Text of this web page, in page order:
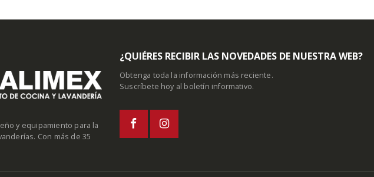
y equipamiento para la
Con más de 35
¿QUIÉRES RECIBIR LAS NOVEDADES DE NUESTRA WEB?
Obtenga toda la información más reciente.
Suscríbete hoy al boletín informativo.